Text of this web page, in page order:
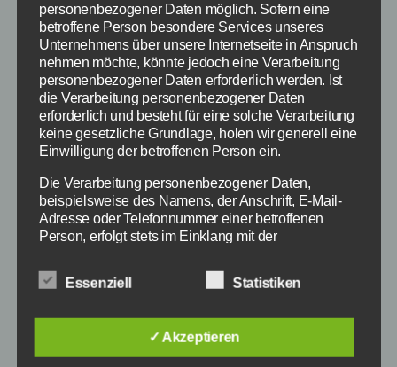
Stromkosten für Smartphones im Jahr
Ärgerlich: Zahlreiche Spiele und Apps sind
Deutsch. Nun mehren sich die Apps, bei denen
dieser Fehler bzw. Problem auftauchen.
personenbezogener Daten möglich. Sofern eine
betroffene Person besondere Services unseres
Unternehmens über unsere Internetseite in Anspruch
nehmen möchte, könnte jedoch eine Verarbeitung
personenbezogener Daten erforderlich werden. Ist
die Verarbeitung personenbezogener Daten
erforderlich und besteht für eine solche Verarbeitung
keine gesetzliche Grundlage, holen wir generell eine
Einwilligung der betroffenen Person ein.
Die Verarbeitung personenbezogener Daten,
beispielsweise des Namens, der Anschrift, E-Mail-
Adresse oder Telefonnummer einer betroffenen
Person, erfolgt stets im Einklang mit der
Übereinstimmung mit den für uns geltenden
landesspezifischen Datenschutzbestimmungen.
Zweck der von uns erhobenen, genutzten und
verarbeiteten personenbezogenen Daten
Essenziell Statistiken
✓ Akzeptieren